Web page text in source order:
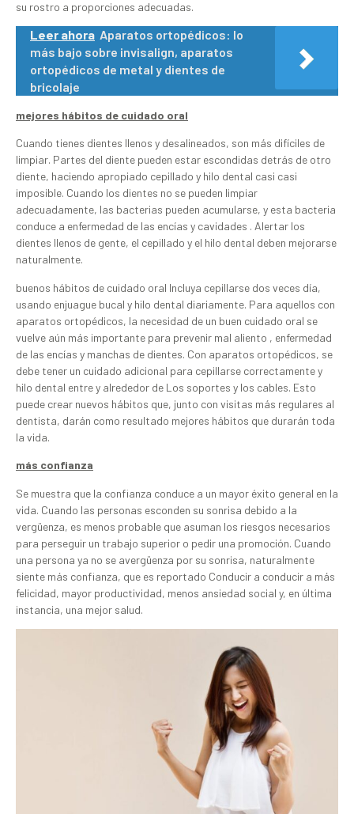
su rostro a proporciones adecuadas.
Leer ahora Aparatos ortopédicos: lo
más bajo sobre invisalign, aparatos
ortopédicos de metal y dientes de
bricolaje
mejores hábitos de cuidado oral
Cuando tienes dientes llenos y desalineados, son más difíciles de
limpiar. Partes del diente pueden estar escondidas detrás de otro
diente, haciendo apropiado cepillado y hilo dental casi casi
imposible. Cuando los dientes no se pueden limpiar
adecuadamente, las bacterias pueden acumularse, y esta bacteria
conduce a enfermedad de las encías y cavidades . Alertar los
dientes llenos de gente, el cepillado y el hilo dental deben mejorarse
naturalmente.
buenos hábitos de cuidado oral Incluya cepillarse dos veces día,
usando enjuague bucal y hilo dental diariamente. Para aquellos con
aparatos ortopédicos, la necesidad de un buen cuidado oral se
vuelve aún más importante para prevenir mal aliento , enfermedad
de las encías y manchas de dientes. Con aparatos ortopédicos, se
debe tener un cuidado adicional para cepillarse correctamente y
hilo dental entre y alrededor de Los soportes y los cables. Esto
puede crear nuevos hábitos que, junto con visitas más regulares al
dentista, darán como resultado mejores hábitos que durarán toda
la vida.
más confianza
Se muestra que la confianza conduce a un mayor éxito general en la
vida. Cuando las personas esconden su sonrisa debido a la
vergüenza, es menos probable que asuman los riesgos necesarios
para perseguir un trabajo superior o pedir una promoción. Cuando
una persona ya no se avergüenza por su sonrisa, naturalmente
siente más confianza, que es reportado Conducir a conducir a más
felicidad, mayor productividad, menos ansiedad social y, en última
instancia, una mejor salud.